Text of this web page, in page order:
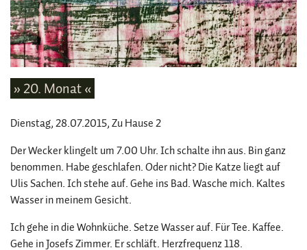
» 20. Monat «
Dienstag, 28.07.2015, Zu Hause 2
Der Wecker klingelt um 7.00 Uhr. Ich schalte ihn aus. Bin ganz
benommen. Habe geschlafen. Oder nicht? Die Katze liegt auf
Ulis Sachen. Ich stehe auf. Gehe ins Bad. Wasche mich. Kaltes
Wasser in meinem Gesicht.
Ich gehe in die Wohnküche. Setze Wasser auf. Für Tee. Kaffee.
Gehe in Josefs Zimmer. Er schläft. Herzfrequenz 118.